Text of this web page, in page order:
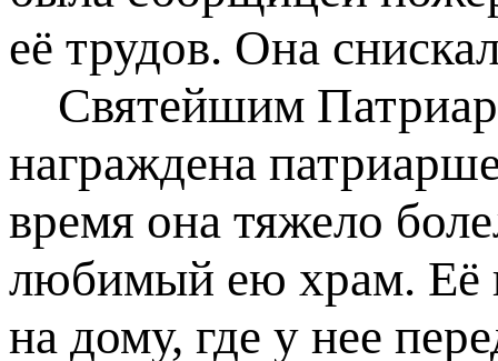
её трудов. Она
Святейшим
награждена
время она тяжело
любимый ею храм. Её
на дому, где у нее